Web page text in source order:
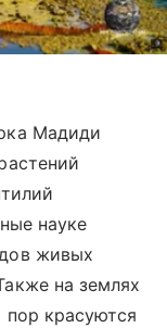
Мадиди
науке
живых
на землях
пор красуются